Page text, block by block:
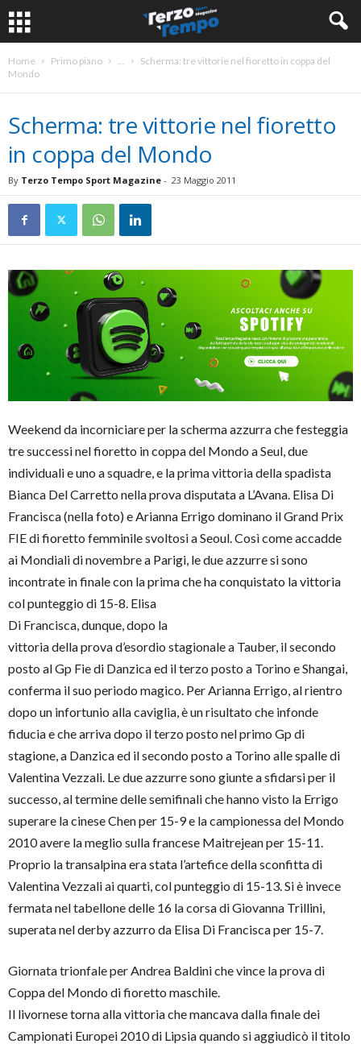
Home Primo piano ...
Scherma: tre vittorie nel fioretto in coppa del
Mondo
Scherma: tre vittorie nel fioretto
in coppa del Mondo
By Terzo Tempo Sport Magazine - 23 Maggio 2011
Weekend da incorniciare per la scherma azzurra che festeggia
tre successi nel fioretto in coppa del Mondo a Seul, due
individuali e uno a squadre, e la prima vittoria della spadista
Bianca Del Carretto nella prova disputata a L’Avana. Elisa Di
Francisca (nella foto) e Arianna Errigo dominano il Grand Prix
FIE di fioretto femminile svoltosi a Seoul. Così come accadde
ai Mondiali di novembre a Parigi, le due azzurre si sono
incontrate in finale con la prima che ha conquistato la vittoria
col punteggio di 15-8. Elisa
Di Francisca, dunque, dopo la
vittoria della prova d’esordio stagionale a Tauber, il secondo
posto al Gp Fie di Danzica ed il terzo posto a Torino e Shangai,
conferma il suo periodo magico. Per Arianna Errigo, al rientro
dopo un infortunio alla caviglia, è un risultato che infonde
fiducia e che arriva dopo il terzo posto nel primo Gp di
stagione, a Danzica ed il secondo posto a Torino alle spalle di
Valentina Vezzali. Le due azzurre sono giunte a sfidarsi per il
successo, al termine delle semifinali che hanno visto la Errigo
superare la cinese Chen per 15-9 e la campionessa del Mondo
2010 avere la meglio sulla francese Maitrejean per 15-11.
Proprio la transalpina era stata l’artefice della sconfitta di
Valentina Vezzali ai quarti, col punteggio di 15-13. Si è invece
fermata nel tabellone delle 16 la corsa di Giovanna Trillini,
superata nel derby azzurro da Elisa Di Francisca per 15-7.
Giornata trionfale per Andrea Baldini che vince la prova di
Coppa del Mondo di fioretto maschile.
Il livornese torna alla vittoria che mancava dalla finale dei
Campionati Europei 2010 di Lipsia quando si aggiudicò il titolo